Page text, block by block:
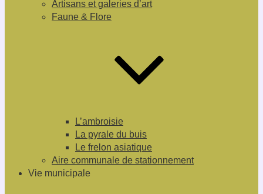
Artisans et galeries d’art
Faune & Flore
L’ambroisie
La pyrale du buis
Le frelon asiatique
Aire communale de stationnement
Vie municipale